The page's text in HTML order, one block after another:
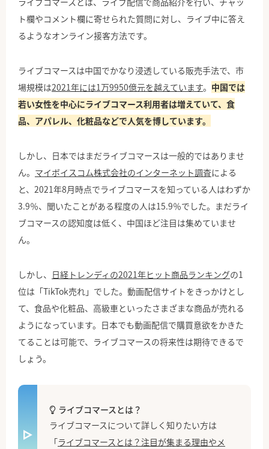
ト欄やコメント欄に寄せられた質問に対し、ライブ中に答え
るようなオンライン接客方法です。
ライブコマースは中国でかなり浸透している販売手法で、市
場規模は2021年には1万9950億元を越えています。 中国では
若い女性を中心にライブコマース利用者は増えていて、食
品、アパレル、化粧品などで人気を博しています。
しかし、日本ではまだライブコマースは一般的ではありませ
ん。 マイボイスコム株式会社のインターネット調査による
と、2021年8月時点でライブコマースを知っている人はわずか
3.9％、聞いたことがある程度の人は15.9％でした。まだライ
ブコマースの認知度は低く、中国ほど注目は集めていませ
ん。
しかし、 日経トレンディの2021年ヒット商品ランキングの1
位は「TikTok売れ」でした。動画配信サイトをきっかけとし
て、食品や化粧品、高級車といったさまざまな商品が売れる
ようになっています。日本でも動画配信で購買意欲をかきた
てることは可能で、ライブコマースの将来性は期待できるで
しょう。
ライブコマースとは？
ライブコマースについて詳しく知りたい方は
「ライブコマースとは？注目が集まる理由やメ